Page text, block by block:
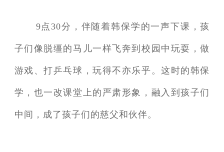
9点30分，伴随着韩保学的一声下课，孩
子们像脱缰的马儿一样飞奔到校园中玩耍，做
游戏、打乒乓球，玩得不亦乐乎。这时的韩保
学，也一改课堂上的严肃形象，融入到孩子们
中间，成了孩子们的慈父和伙伴。